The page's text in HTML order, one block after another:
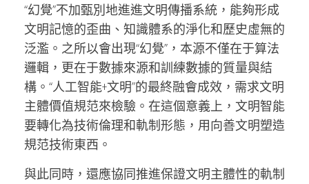
“幻覺”不加甄別地進進文明傳播系統，能夠形成
文明記憶的歪曲、知識體系的淨化和歷史虛無的
泛濫。之所以會出現“幻覺”，本源不僅在于算法
邏輯，更在于數據來源和訓練數據的質量與結
構。“人工智能+文明”的最終融會成效，需求文明
主體價值規范來檢驗。在這個意義上，文明智能
要轉化為技術倫理和軌制形態，用向善文明塑造
規范技術東西。
與此同時，還應協同推進保證文明主體性的軌制